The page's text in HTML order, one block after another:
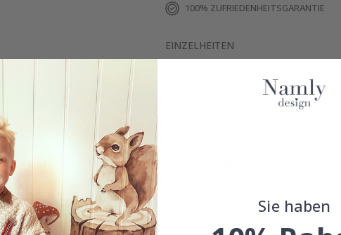
100% ZUFRIEDENHEITSGARANTIE
EINZELHEITEN
Inspiration von unseren glücklichen Kunden!
Teile dein Bild mit #namly_design
Sie haben